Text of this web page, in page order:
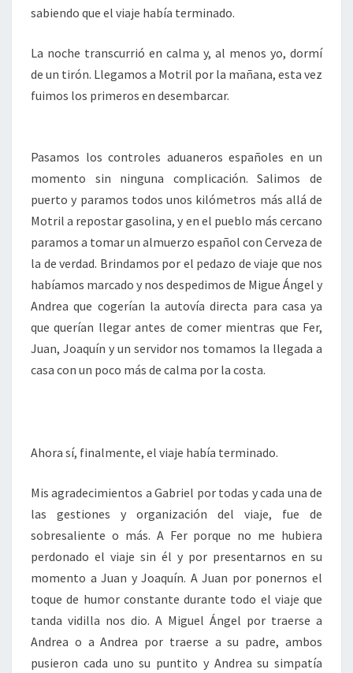
sabiendo que el viaje había terminado.
La noche transcurrió en calma y, al menos yo, dormí
de un tirón. Llegamos a Motril por la mañana, esta vez
fuimos los primeros en desembarcar.
Pasamos los controles aduaneros españoles en un
momento sin ninguna complicación. Salimos de
puerto y paramos todos unos kilómetros más allá de
Motril a repostar gasolina, y en el pueblo más cercano
paramos a tomar un almuerzo español con Cerveza de
la de verdad. Brindamos por el pedazo de viaje que nos
habíamos marcado y nos despedimos de Migue Ángel y
Andrea que cogerían la autovía directa para casa ya
que querían llegar antes de comer mientras que Fer,
Juan, Joaquín y un servidor nos tomamos la llegada a
casa con un poco más de calma por la costa.
Ahora sí, finalmente, el viaje había terminado.
Mis agradecimientos a Gabriel por todas y cada una de
las gestiones y organización del viaje, fue de
sobresaliente o más. A Fer porque no me hubiera
perdonado el viaje sin él y por presentarnos en su
momento a Juan y Joaquín. A Juan por ponernos el
toque de humor constante durante todo el viaje que
tanda vidilla nos dio. A Miguel Ángel por traerse a
Andrea o a Andrea por traerse a su padre, ambos
pusieron cada uno su puntito y Andrea su simpatía